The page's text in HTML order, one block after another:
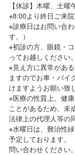
【休診】木曜、土曜
※8:00より終日ご来院
※診療日はお問い合
す。）
※初診の方、眼鏡・
ってお越しください。
※見え方に異常があ
ますのでお車・バイ
けますようお願い致
※医療の性質上、健
ことがあるため、未
法律上の代理人等の
※水曜日は、難治性
予定しております。
問い合わせください